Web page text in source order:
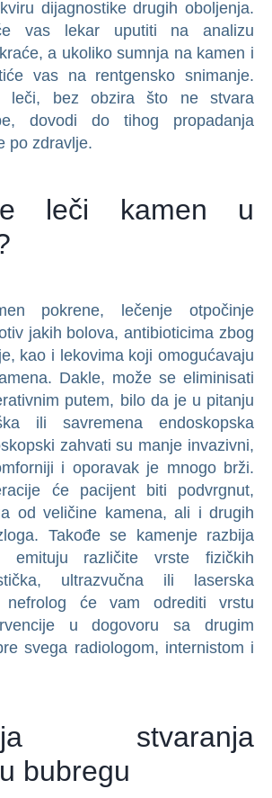
dijagnostike drugih oboljenja.
vas lekar uputiti na analizu
a ukoliko sumnja na kamen i
vas na rentgensko snimanje.
leči, bez obzira što ne stvara
dovodi do tihog propadanja
po zdravlje.
leči kamen u
pokrene, lečenje otpočinje
jakih bolova, antibioticima zbog
kao i lekovima koji omogućavaju
Dakle, može se eliminisati
putem, bilo da je u pitanju
ili savremena endoskopska
zahvati su manje invazivni,
i oporavak je mnogo brži.
će pacijent biti podvrgnut,
od veličine kamena, ali i drugih
Takođe se kamenje razbija
emituju različite vrste fizičkih
ultrazvučna ili laserska
nefrolog će vam odrediti vrstu
u dogovoru sa drugim
svega radiologom, internistom i
stvaranja
bubregu